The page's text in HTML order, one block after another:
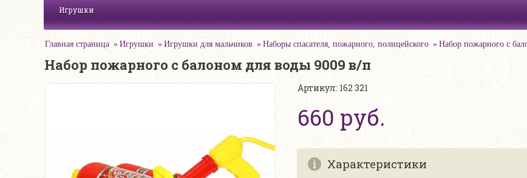
Игрушки
Главная страница Игрушки Игрушки для мальчиков Наборы спасателя, пожарного, полицейского Набор пожарного с
Набор пожарного с балоном для воды 9009 в/п
Артикул: 162 321
660 руб.
Характеристики